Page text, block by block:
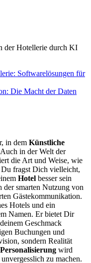
Softwarelösungen für
Die Macht der Daten
in dem Künstliche
in der Welt der
die Art und Weise, wie
fragst Dich vielleicht,
Hotel besser sein
smarten Nutzung von
Gästekommunikation.
Hotels und ein
Namen. Er bietet Dir
Geschmack
Buchungen und
sondern Realität
Personalisierung wird
zu machen.